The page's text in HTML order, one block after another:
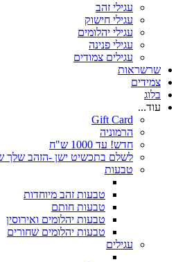
עגילי זהב
עגילי חישוק
עגילי יהלומים
עגילי פנינה
עגילים צמודים
שרשראות
צמידים
בלוג
עוד...
Gift Card
הרמוניה
חדש! עד 1000 ש"ח
לשלם בתכשיט ישן -הזהב שלך
טבעות
טבעות זהב מיוחדות
טבעות חותם
טבעות יהלומים ואירוסין
טבעות יהלומים שחורים
עגילים